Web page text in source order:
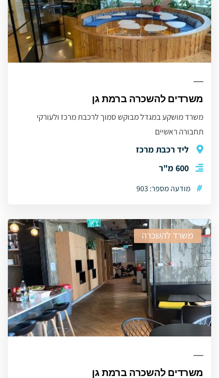
משרדים להשכרה ברמת גן
משרד מושקע במגדל מבוקש סמוך לרכבת מרכז ולעורקי
תחבורה ראשיים
ליד רכבת מרכז
600 מ"ר
# מודעה מספר: 903
משרד להשכרה
משרדים להשכרה ברמת גן